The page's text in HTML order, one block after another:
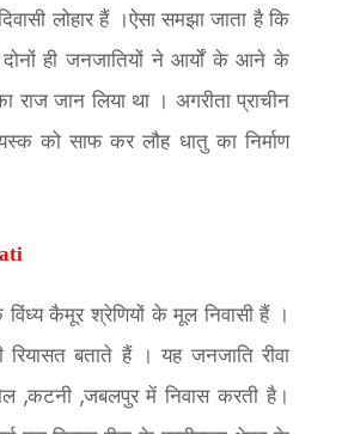
लोहार हैं ।ऐसा समझा जाता है कि
ही जनजातियों ने आर्यों के आने के
राज जान लिया था । अगरीता प्राचीन
को साफ कर लौह धातु का निर्माण
कैमूर श्रेणियों के मूल निवासी हैं ।
रियासत बताते हैं । यह जनजाति रीवा
,कटनी ,जबलपुर में निवास करती है।